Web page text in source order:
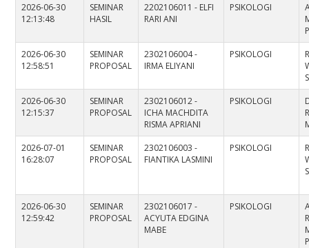
2026-06-30
12:13:48
SEMINAR
HASIL
2202106011 - ELFI
RARI ANI
PSIKOLOGI
2026-06-30
12:58:51
SEMINAR
PROPOSAL
2302106004 -
IRMA ELIYANI
PSIKOLOGI
2026-06-30
12:15:37
SEMINAR
PROPOSAL
2302106012 -
ICHA MACHDITA
RISMA APRIANI
PSIKOLOGI
2026-07-01
16:28:07
SEMINAR
PROPOSAL
2302106003 -
FIANTIKA LASMINI
PSIKOLOGI
2026-06-30
12:59:42
SEMINAR
PROPOSAL
2302106017 -
ACYUTA EDGINA
MABE
PSIKOLOGI